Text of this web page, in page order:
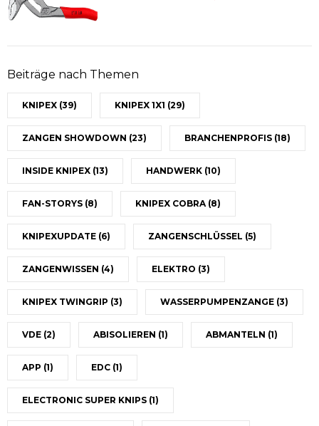
Beiträge nach Themen
KNIPEX (39) KNIPEX 1X1 (29)
ZANGEN SHOWDOWN (23) BRANCHENPROFIS (18)
INSIDE KNIPEX (13) HANDWERK (10)
FAN-STORYS (8) KNIPEX COBRA (8)
KNIPEXUPDATE (6) ZANGENSCHLÜSSEL (5)
ZANGENWISSEN (4) ELEKTRO (3)
KNIPEX TWINGRIP (3) WASSERPUMPENZANGE (3)
VDE (2) ABISOLIEREN (1) ABMANTELN (1)
APP (1) EDC (1)
ELECTRONIC SUPER KNIPS (1)